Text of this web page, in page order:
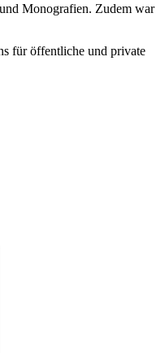
Monografien. Zudem war
für öffentliche und private